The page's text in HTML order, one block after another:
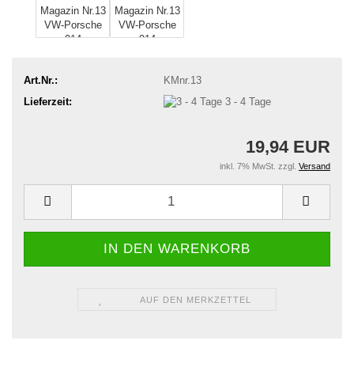
Art.Nr.:
KMnr.13
Lieferzeit:
3 - 4 Tage
19,94 EUR
inkl. 7% MwSt. zzgl. Versand
AUF DEN MERKZETTEL